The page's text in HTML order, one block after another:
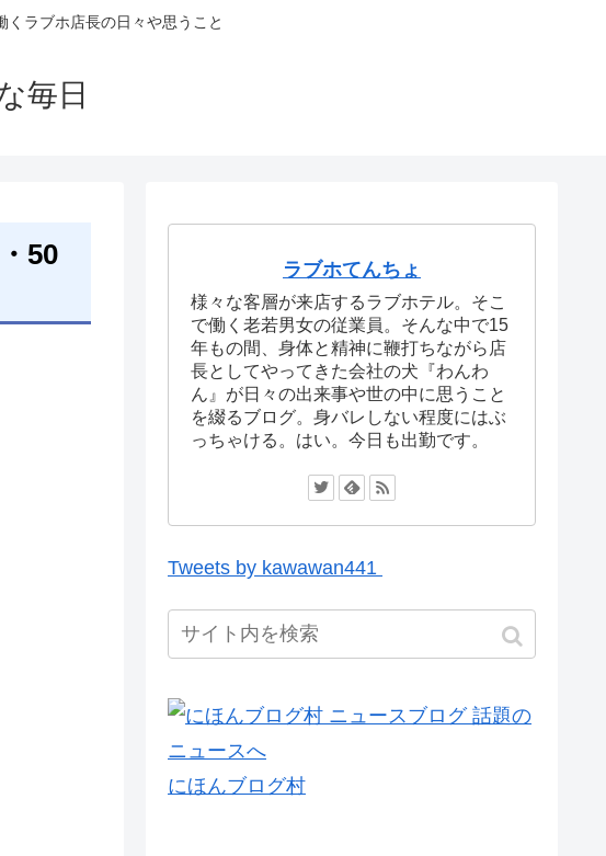
ラブホ店長の日々や思うこと
毎日
50
ラブホてんちょ
様々な客層が来店するラブホテル。そこ
で働く老若男女の従業員。そんな中で15
年もの間、身体と精神に鞭打ちながら店
長としてやってきた会社の犬『わんわ
ん』が日々の出来事や世の中に思うこと
を綴るブログ。身バレしない程度にはぶ
っちゃける。はい。今日も出勤です。
Tweets by kawawan441
にほんブログ村